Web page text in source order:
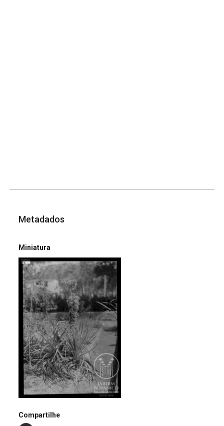
Metadados
Miniatura
Compartilhe